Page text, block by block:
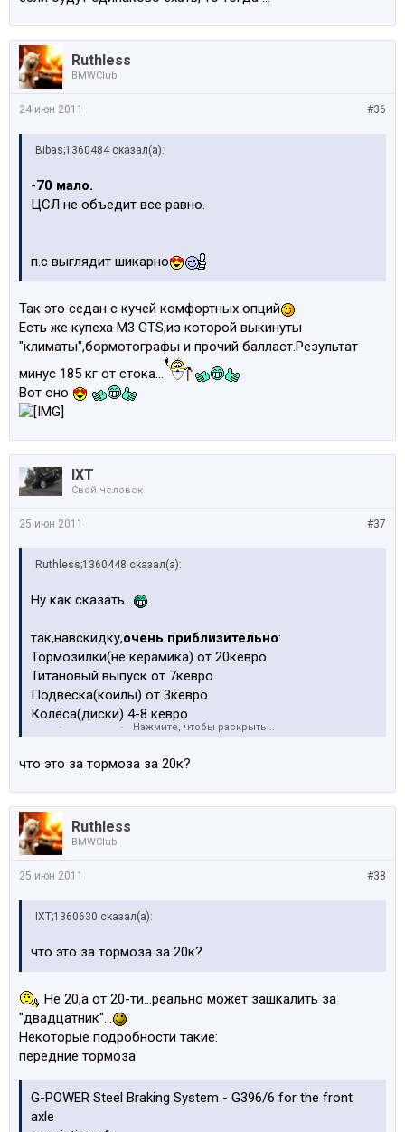
Ruthless
BMWClub
#36
24 июн 2011
Bibas;1360484 сказал(а):
-70 мало.
ЦСЛ не объедит все равно.
п.с выглядит шикарно
Так это седан с кучей комфортных опций
Есть же купеха M3 GTS,из которой выкинуты
"климаты",бормотографы и прочий балласт.Результат
минус 185 кг от стока...
Вот оно
IXT
Свой человек
#37
25 июн 2011
Ruthless;1360448 сказал(а):
Ну как сказать...
так,навскидку,очень приблизительно:
Тормозилки(не керамика) от 20кевро
Титановый выпуск от 7кевро
Подвеска(коилы) от 3кевро
Колёса(диски) 4-8 кевро
Карбоновая "бижутерия"(два-три спойлерка всего-
И это только несколько "деталей"...а мы ещё не
добрались до двигла и интерьера,и не учли стоимость
работы у них(ещё нексколько кевро)...
Нажмите, чтобы раскрыть...
что это за тормоза за 20к?
Ruthless
BMWClub
#38
25 июн 2011
IXT;1360630 сказал(а):
что это за тормоза за 20к?
Не 20,а от 20-ти...реально может зашкалить за
"двадцатник"...
Некоторые подробности такие:
передние тормоза
G-POWER Steel Braking System - G396/6 for the front
axle